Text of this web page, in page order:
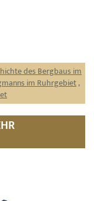
des Bergbaus im
im Ruhrgebiet,